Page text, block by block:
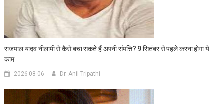
राजपाल यादव नीलामी से कैसे बचा सकते हैं अपनी संपत्ति? 9 सितंबर से पहले करना होगा ये
काम
2026-08-06 Dr. Anil Tripathi